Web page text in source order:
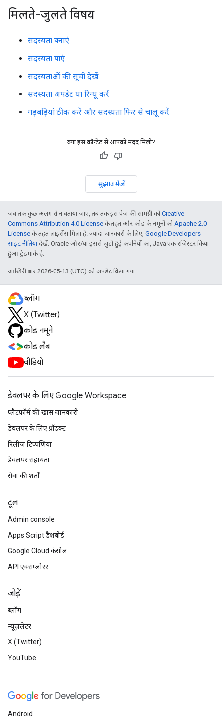
मिलते-जुलते विषय
सदस्यता बनाएं
सदस्यता पाएं
सदस्यताओं की सूची देखें
सदस्यता अपडेट या रिन्यू करें
गड़बड़ियां ठीक करें और सदस्यता फिर से चालू करें
क्या इस कॉन्टेंट से आपको मदद मिली?
सुझाव भेजें
जब तक कुछ अलग से न बताया जाए, तब तक इस पेज की सामग्री कोCreative
Commons Attribution 4.0 License के तहत और कोड के नमूनों कोApache 2.0
License के तहत लाइसेंस मिला है. ज़्यादा जानकारी के लिए, Google Developers
साइट नीतियांदेखें. Oracle और/या इससे जुड़ी हुई कंपनियों का, Java एक रजिस्टर किया
हुआ ट्रेडमार्क है.
आखिरी बार 2026-05-13 (UTC) को अपडेट किया गया.
ब्लॉग
X (Twitter)
कोड नमूने
कोड लैब
वीडियो
डेवलपर के लिए Google Workspace
प्लैटफ़ॉर्म की खास जानकारी
डेवलपर के लिए प्रॉडक्ट
रिलीज़ टिप्पणियां
डेवलपर सहायता
सेवा की शर्तों
टूल
Admin console
Apps Script डैशबोर्ड
Google Cloud कंसोल
API एक्सप्लोरर
जोड़ें
ब्लॉग
न्यूज़लेटर
X (Twitter)
YouTube
Android